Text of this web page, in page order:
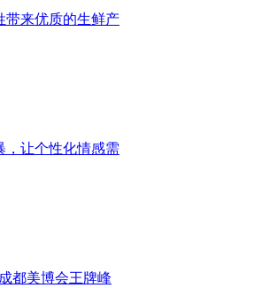
带来优质的生鲜产
，让个性化情感需
都美博会王牌峰